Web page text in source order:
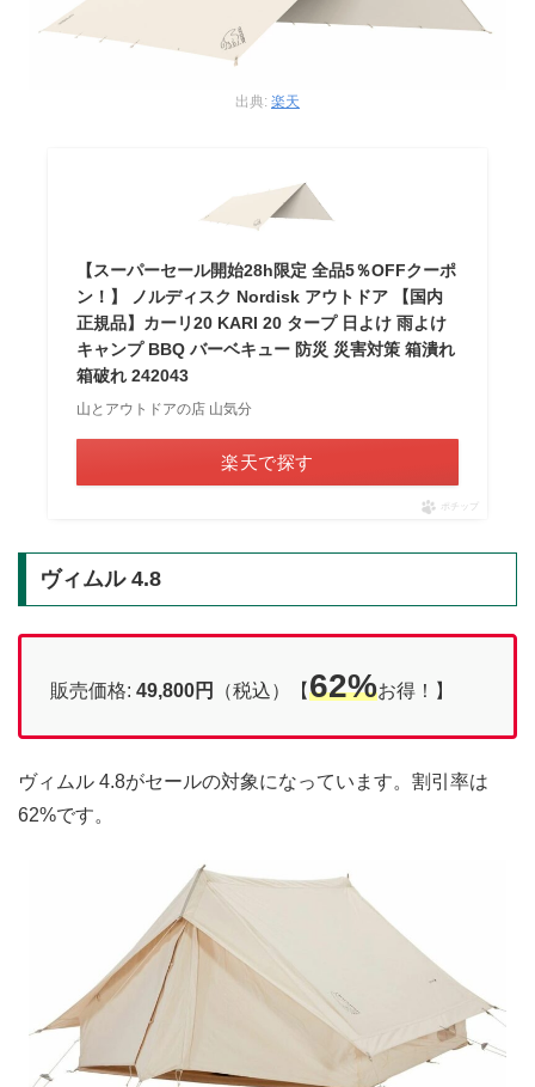
出典: 楽天
【スーパーセール開始28h限定 全品5％OFFクーポ
ン！】 ノルディスク Nordisk アウトドア 【国内
正規品】カーリ20 KARI 20 タープ 日よけ 雨よけ
キャンプ BBQ バーベキュー 防災 災害対策 箱潰れ
箱破れ 242043
山とアウトドアの店 山気分
楽天で探す
ポチップ
ヴィムル 4.8
販売価格: 49,800円 （税込）【62%お得！】
ヴィムル 4.8がセールの対象になっています。割引率は
62%です。